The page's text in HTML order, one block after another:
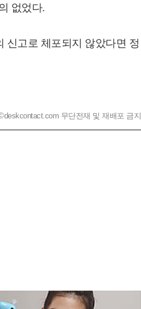
없었다.
신고로 체포되지 않았다면 정
무단전재 및 재배포 금지